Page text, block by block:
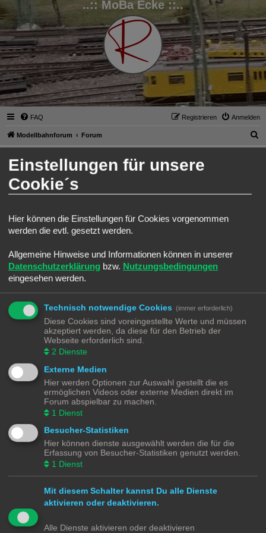
..:: MoBa Ecke ::..
FAQ Anmelden
Registrieren
Modellbahnforum Forum
u
Anmelden
Benutzername:
Ich habe mein Passwort vergessen
Angemeldet bleiben
Meinen Online-Status während dieser Sitzung verbergen
REGISTRIEREN
Du musst in diesem Forum registriert sein, um dich anmelden zu können. Die
Registrierung ist in wenigen Augenblicken erledigt und ermöglicht dir, auf
weitere Funktionen zuzugreifen. Die Board-Administration kann registrierten
Benutzern auch zusätzliche Berechtigungen zuweisen. Beachte bitte unsere
Nutzungsbedingungen und die verwandten Regelungen, bevor du dich
registrierst. Bitte beachte auch die jeweiligen Forenregeln, wenn du dich in
diesem Board bewegst.
Nutzungsbedingungen|Datenschutzerklärung
Registrieren
Modellbahnforum Forum Alle Zeiten sindUTC+02:00
Deutsche Übersetzung durchphpBB.de
Einstellungen für unsere
Cookie´s
Hier können die Einstellungen für Cookies vorgenommen
werden die evtl. gesetzt werden.
Allgemeine Hinweise und Informationen können in unserer
Datenschutzerklärung bzw. Nutzungsbedingungen
eingesehen werden.
Technisch notwendige Cookies (immer erforderlich)
Diese Cookies sind voreingestellte Werte und müssen
akzeptiert werden, da diese für den Betrieb der
Webseite erforderlich sind.
2 Dienste
Externe Medien
Hier werden Optionen zur Auswahl gestellt die es
ermöglichen Videos oder externe Medien direkt im
Forum abspielbar zu machen.
1 Dienst
Besucher-Statistiken
Hier können dienste ausgewählt werden die für die
Erfassung von Besucher-Statistiken genutzt werden.
1 Dienst
Mit diesem Schalter kannst Du alle Dienste
aktivieren oder deaktivieren.
Alle Dienste aktivieren oder deaktivieren